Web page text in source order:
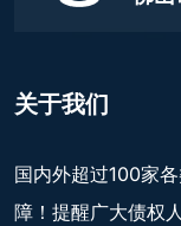
关于我们
国内外超过100家
障！提醒广大债权